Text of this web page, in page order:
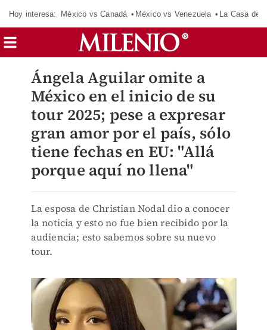
Hoy interesa: México vs Canadá México vs Venezuela La Casa de
Ángela Aguilar omite a
México en el inicio de su
tour 2025; pese a expresar
gran amor por el país, sólo
tiene fechas en EU: "Allá
porque aquí no llena"
La esposa de Christian Nodal dio a conocer
la noticia y esto no fue bien recibido por la
audiencia; esto sabemos sobre su nuevo
tour.